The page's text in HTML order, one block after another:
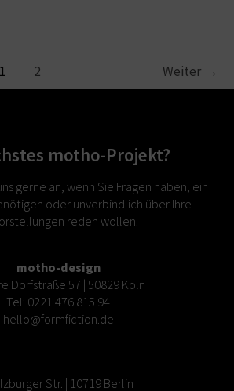
1 2 Weiter →
motho-Projekt?
gerne an, wenn Sie Fragen haben, ein
oder unverbindlich über Ihre
reden wollen.
motho-design
Dorfstraße 57 | 50829 Köln
Tel: 0221 476 815 94
hello@formfiction.de
Str. | 10719 Berlin